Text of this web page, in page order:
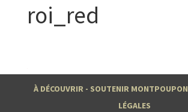
roi_red
À DÉCOUVRIR - SOUTENIR MONTPOUPON
LÉGALES